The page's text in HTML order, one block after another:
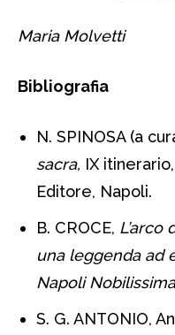
Maria Molvetti
Bibliografia
N. SPINOSA (a
sacra, IX
Editore, Napoli.
B. CROCE, L’arco
una leggenda ad
Napoli
S. G. ANTONIO,